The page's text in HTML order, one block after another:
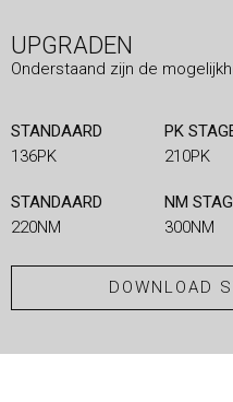
UPGRADEN
Onderstaand zijn de
STANDAARD
136PK
PK
210PK
STANDAARD
220NM
NM
300NM
DOWNLOAD